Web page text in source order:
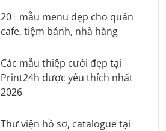
20+ mẫu menu đẹp cho quán
cafe, tiệm bánh, nhà hàng
Các mẫu thiệp cưới đẹp tại
Print24h được yêu thích nhất
2026
Thư viện hồ sơ, catalogue tại